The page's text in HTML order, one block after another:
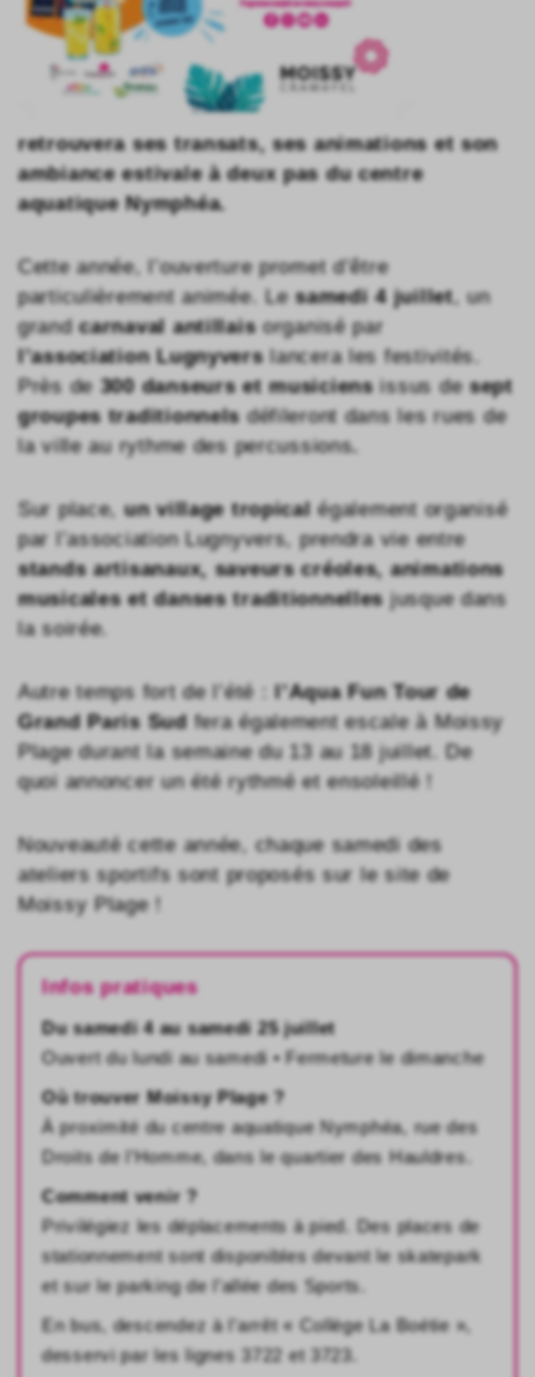
retrouvera ses transats, ses animations et son
ambiance estivale à deux pas du centre
aquatique Nymphéa.
Cette année, l’ouverture promet d’être
particulièrement animée. Lesamedi 4 juillet, un
grandcarnaval antillaisorganisé par
l’association Lugnyverslancera les festivités.
Près de 300 danseurs et musiciensissus desept
groupes traditionnelsdéfileront dans les rues de
la ville au rythme des percussions.
Sur place,un village tropical également organisé
par l’association Lugnyvers, prendra vie entre
stands artisanaux, saveurs créoles, animations
musicales et danses traditionnelles jusque dans
la soirée.
Autre temps fort de l’été :l’Aqua Fun Tour de
Grand Paris Sudfera également escale à Moissy
Plage durant la semaine du 13 au 18 juillet. De
quoi annoncer un été rythmé et ensoleillé !
Nouveauté cette année, chaque samedi des
ateliers sportifs sont proposés sur le site de
Moissy Plage !
Infos pratiques
Du samedi 4 au samedi 25 juillet
Ouvert du lundi au samedi • Fermeture le dimanche
Où trouver Moissy Plage ?
À proximité du centre aquatique Nymphéa, rue des
Droits de l’Homme, dans le quartier des Hauldres.
Comment venir ?
Privilégiez les déplacements à pied. Des places de
stationnement sont disponibles devant le skatepark
et sur le parking de l’allée des Sports.
En bus, descendez à l’arrêt « Collège La Boétie »,
desservi par les lignes 3722 et 3723.